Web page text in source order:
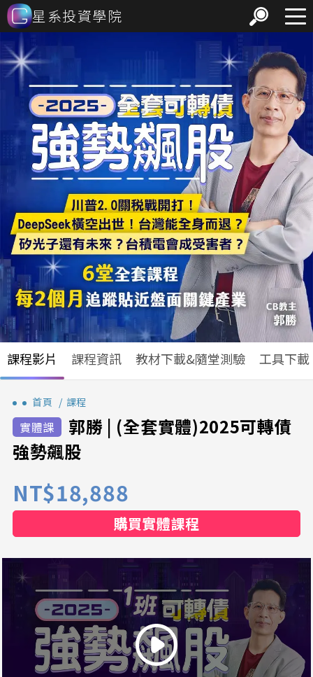
星系投資學院
課程影片 課程資訊 教材下載&隨堂測驗 工具下載
首頁 課程
郭勝 | (全套實體)2025可轉債
強勢飆股
NT$18,888
購買實體課程